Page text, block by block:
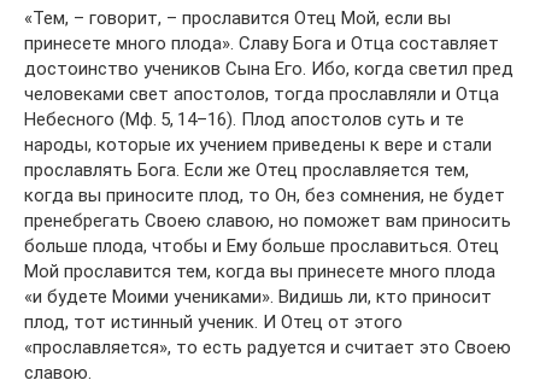
«Тем, – говорит, – прославится Отец Мой, если вы
принесете много плода». Славу Бога и Отца составляет
достоинство учеников Сына Его. Ибо, когда светил пред
человеками свет апостолов, тогда прославляли и Отца
Небесного (Мф. 5, 14–16). Плод апостолов суть и те
народы, которые их учением приведены к вере и стали
прославлять Бога. Если же Отец прославляется тем,
когда вы приносите плод, то Он, без сомнения, не будет
пренебрегать Своею славою, но поможет вам приносить
больше плода, чтобы и Ему больше прославиться. Отец
Мой прославится тем, когда вы принесете много плода
«и будете Моими учениками». Видишь ли, кто приносит
плод, тот истинный ученик. И Отец от этого
«прославляется», то есть радуется и считает это Своею
славою.